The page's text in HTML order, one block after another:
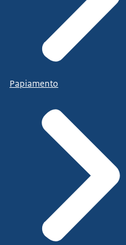
Papiamento